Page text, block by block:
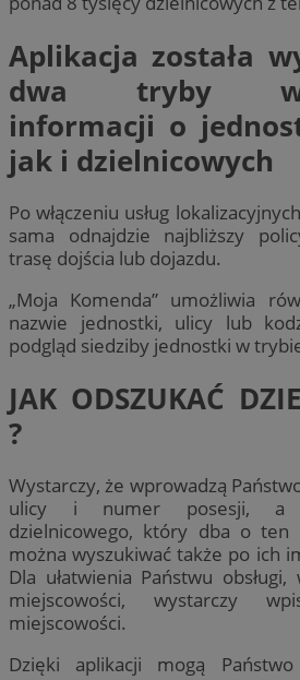
Aplikacja została
dwa tryby
informacji o
jak i dzielnicowych
Po włączeniu usług
sama odnajdzie najbliższy
trasę dojścia lub dojazdu.
„Moja Komenda” umożliwia
nazwie jednostki, ulicy lub
podgląd siedziby jednostki w
JAK ODSZUKAĆ
?
Wystarczy, że wprowadzą
ulicy i numer posesji, a
dzielnicowego, który dba o ten
można wyszukiwać także po ich
Dla ułatwienia Państwu
miejscowości, wystarczy
miejscowości.
Dzięki aplikacji mogą